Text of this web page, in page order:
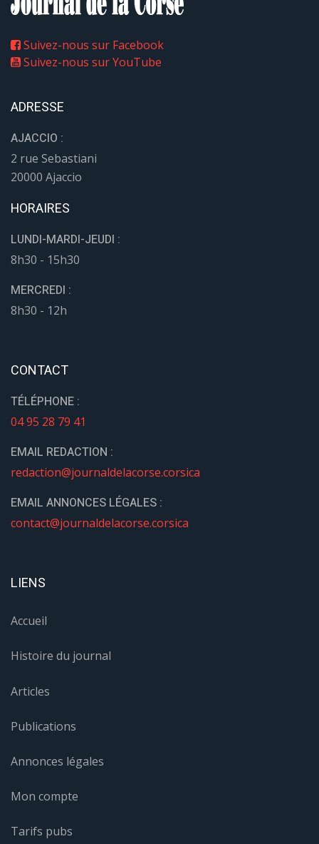
Suivez-nous sur Facebook
Suivez-nous sur YouTube
ADRESSE
AJACCIO :
2 rue Sebastiani
20000 Ajaccio
HORAIRES
LUNDI-MARDI-JEUDI :
8h30 - 15h30
MERCREDI :
8h30 - 12h
CONTACT
TÉLÉPHONE :
04 95 28 79 41
EMAIL REDACTION :
redaction@journaldelacorse.corsica
EMAIL ANNONCES LÉGALES :
contact@journaldelacorse.corsica
LIENS
Accueil
Histoire du journal
Articles
Publications
Annonces légales
Mon compte
Tarifs pubs